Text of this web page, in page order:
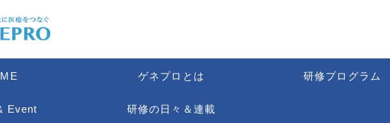
ゲネプロとは 研修プログラム
Event 研修の日々＆連載